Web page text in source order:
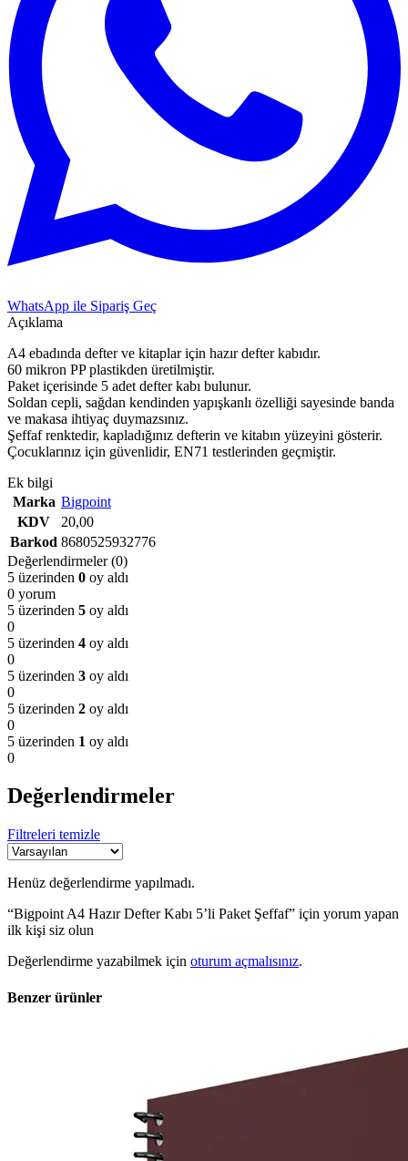
WhatsApp ile Sipariş Geç
Açıklama
A4 ebadında defter ve kitaplar için hazır defter kabıdır.
60 mikron PP plastikden üretilmiştir.
Paket içerisinde 5 adet defter kabı bulunur.
Soldan cepli, sağdan kendinden yapışkanlı özelliği sayesinde banda
ve makasa ihtiyaç duymazsınız.
Şeffaf renktedir, kapladığınız defterin ve kitabın yüzeyini gösterir.
Çocuklarınız için güvenlidir, EN71 testlerinden geçmiştir.
Ek bilgi
Marka Bigpoint
KDV
20,00
Barkod 8680525932776
Değerlendirmeler (0)
5 üzerinden 0 oy aldı
0 yorum
5 üzerinden 5 oy aldı
0
5 üzerinden 4 oy aldı
0
5 üzerinden 3 oy aldı
0
5 üzerinden 2 oy aldı
0
5 üzerinden 1 oy aldı
0
Değerlendirmeler
Filtreleri temizle
Henüz değerlendirme yapılmadı.
“Bigpoint A4 Hazır Defter Kabı 5’li Paket Şeffaf” için yorum yapan
ilk kişi siz olun
Değerlendirme yazabilmek için oturum açmalısınız.
Benzer ürünler